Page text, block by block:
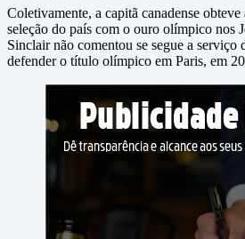
Coletivamente, a capitã canadense
seleção do país com o ouro olímpico nos
Sinclair não comentou se segue a serviço
defender o título olímpico em Paris, em